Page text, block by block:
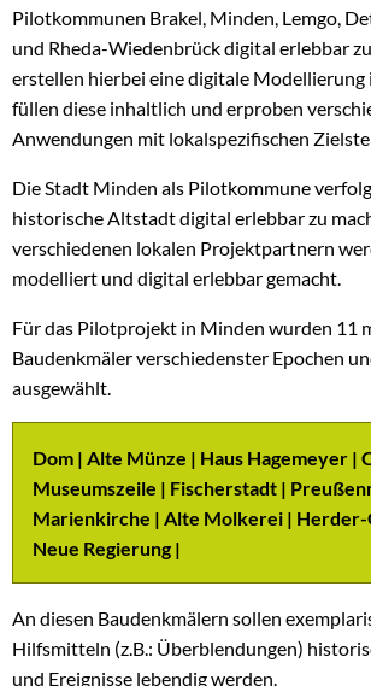
Pilotkommunen Brakel, Minden, Lemgo,
und Rheda-Wiedenbrück digital erlebbar
erstellen hierbei eine digitale Modellierung
füllen diese inhaltlich und erproben
Anwendungen mit lokalspezifischen
Die Stadt Minden als Pilotkommune
historische Altstadt digital erlebbar zu
verschiedenen lokalen Projektpartnern
modelliert und digital erlebbar gemacht.
Für das Pilotprojekt in Minden wurden 11
Baudenkmäler verschiedenster Epochen
ausgewählt.
Dom | Alte Münze | Haus Hagemeyer |
Museumszeile | Fischerstadt |
Marienkirche | Alte Molkerei | Herder-
Neue Regierung |
An diesen Baudenkmälern sollen
Hilfsmitteln (z.B.: Überblendungen)
und Ereignisse lebendig werden.